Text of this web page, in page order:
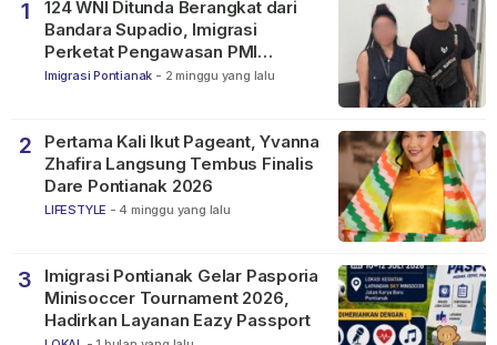
1
124 WNI Ditunda Berangkat dari
Bandara Supadio, Imigrasi
Perketat Pengawasan PMI
Nonprosedural
Imigrasi Pontianak - 2 minggu yang lalu
2
Pertama Kali Ikut Pageant, Yvanna
Zhafira Langsung Tembus Finalis
Dare Pontianak 2026
LIFESTYLE - 4 minggu yang lalu
3
Imigrasi Pontianak Gelar Pasporia
Minisoccer Tournament 2026,
Hadirkan Layanan Eazy Passport